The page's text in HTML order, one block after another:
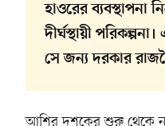
হাওরের ব্যবস্থাপনা
দীর্ঘস্থায়ী
সে জন্য দরকার